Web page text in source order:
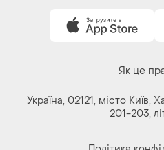
Україна, 02121, місто Київ,
201-203,
Політика